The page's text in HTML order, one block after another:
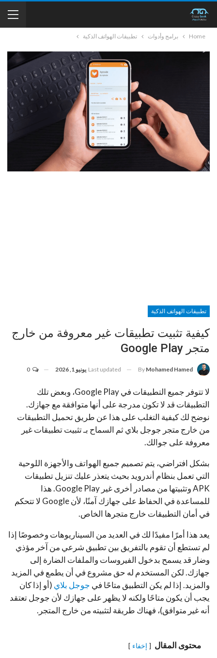
Home برامج وأدوات تطبيقات الهواتف الذكية
تطبيقات الهواتف الذكية
كيفية تثبيت تطبيقات غير معروفة من خارج
متجر Google Play
By Mohamed Hamed
Last updated يونيو 1, 2026
لا تتوفر جميع التطبيقات في Google Play، وبعض تلك
التطبيقات قد لا تكون مدرجة على أنها متوافقة مع جهازك.
نوضح لك كيفية التغلب على هذا عن طريق تحميل التطبيقات
من خارج متجر جوجل بلاي ثم السماح بـ تثبيت تطبيقات غير
معروفة على جوالك.
بشكل افتراضي، يتم تصميم جميع الهواتف والأجهزة اللوحية
التي تعمل بنظام أندرويد بحيث يتعذر عليك تنزيل تطبيقات
APK وتثبيتها من مصادر أخرى غير Google Play. هذا
للمساعدة في الحفاظ على جهازك آمنًا، لأن Google لا تتحكم
في أمان التطبيقات خارج متجرها الخاص.
يعد هذا أمرًا مفيدًا لك في العديد من السيناريوهات وخصوصًا إذا
لم تستطع أن تقوم بالتفريق بين تطبيق شرعي من آخر مؤذي
وضار قد يسمح بدخول الفيروسات والملفات الضارة إلى
جهازك. لكن المستخدم له حق مشروع في أن يطمع في المزيد
والمزيد. إذا لم يكن التطبيق متاحًا في جوجل بلاي (أو إذا كان
يجب أن يكون متاحًا ولكنه لا يظهر على جهازك لأن جوجل تعتقد
أنه غير متوافق)، فهناك طريقة لتثبيته من خارج المتجر.
محتوى المقال إخفاء